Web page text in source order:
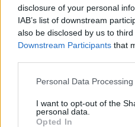
disclosure of your personal
IAB’s list of downstream
also be disclosed by us to
Downstream Participants that
Personal Data
I want to opt-out of the
personal data.
Opted In